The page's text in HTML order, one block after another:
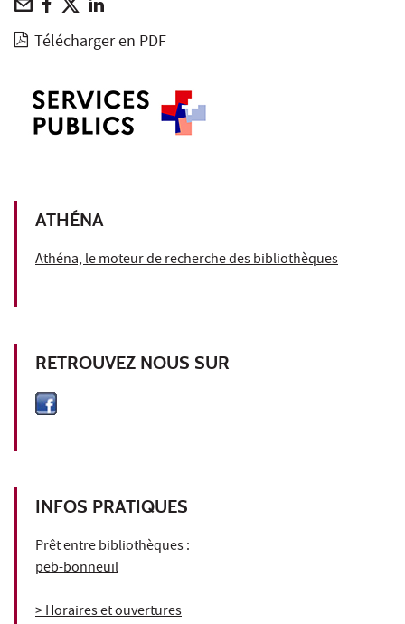
Télécharger en PDF
ATHÉNA
Athéna, le moteur de recherche des bibliothèques
RETROUVEZ NOUS SUR
INFOS PRATIQUES
Prêt entre bibliothèques :
peb-bonneuil
> Horaires et ouvertures